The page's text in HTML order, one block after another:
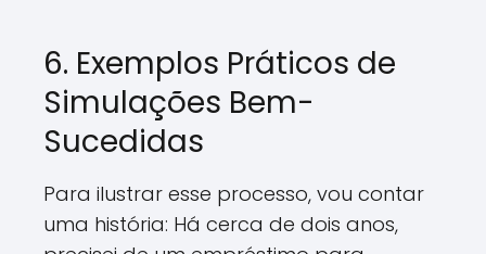
6. Exemplos Práticos de
Simulações Bem-
Sucedidas
Para ilustrar esse processo, vou contar
uma história: Há cerca de dois anos,